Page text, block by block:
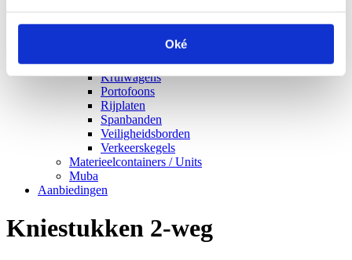
Oké
Garagevloercoating
Kabelbruggen
Kraancontainer
Kruiwagens
Portofoons
Rijplaten
Spanbanden
Veiligheidsborden
Verkeerskegels
Materieelcontainers / Units
Muba
Aanbiedingen
Kniestukken 2-weg